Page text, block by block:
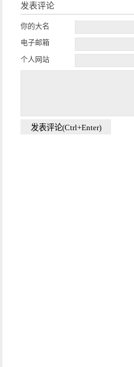
发表评论
你的大名
电子邮箱
个人网站